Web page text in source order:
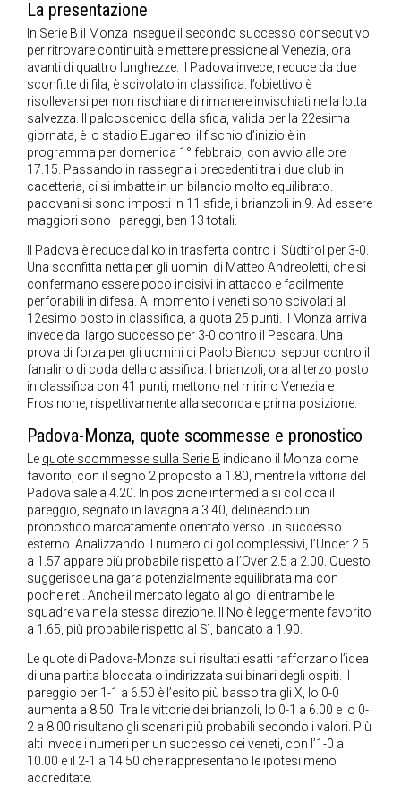
La presentazione
In Serie B il Monza insegue il secondo successo consecutivo
per ritrovare continuità e mettere pressione al Venezia, ora
avanti di quattro lunghezze. Il Padova invece, reduce da due
sconfitte di fila, è scivolato in classifica: l’obiettivo è
risollevarsi per non rischiare di rimanere invischiati nella lotta
salvezza. Il palcoscenico della sfida, valida per la 22esima
giornata, è lo stadio Euganeo: il fischio d’inizio è in
programma per domenica 1° febbraio, con avvio alle ore
17.15. Passando in rassegna i precedenti tra i due club in
cadetteria, ci si imbatte in un bilancio molto equilibrato. I
padovani si sono imposti in 11 sfide, i brianzoli in 9. Ad essere
maggiori sono i pareggi, ben 13 totali.
Il Padova è reduce dal ko in trasferta contro il Südtirol per 3-0.
Una sconfitta netta per gli uomini di Matteo Andreoletti, che si
confermano essere poco incisivi in attacco e facilmente
perforabili in difesa. Al momento i veneti sono scivolati al
12esimo posto in classifica, a quota 25 punti. Il Monza arriva
invece dal largo successo per 3-0 contro il Pescara. Una
prova di forza per gli uomini di Paolo Bianco, seppur contro il
fanalino di coda della classifica. I brianzoli, ora al terzo posto
in classifica con 41 punti, mettono nel mirino Venezia e
Frosinone, rispettivamente alla seconda e prima posizione.
Padova-Monza, quote scommesse e pronostico
Le quote scommesse sulla Serie B indicano il Monza come
favorito, con il segno 2 proposto a 1.80, mentre la vittoria del
Padova sale a 4.20. In posizione intermedia si colloca il
pareggio, segnato in lavagna a 3.40, delineando un
pronostico marcatamente orientato verso un successo
esterno. Analizzando il numero di gol complessivi, l’Under 2.5
a 1.57 appare più probabile rispetto all’Over 2.5 a 2.00. Questo
suggerisce una gara potenzialmente equilibrata ma con
poche reti. Anche il mercato legato al gol di entrambe le
squadre va nella stessa direzione. Il No è leggermente favorito
a 1.65, più probabile rispetto al Sì, bancato a 1.90.
Le quote di Padova-Monza sui risultati esatti rafforzano l’idea
di una partita bloccata o indirizzata sui binari degli ospiti. Il
pareggio per 1-1 a 6.50 è l’esito più basso tra gli X, lo 0-0
aumenta a 8.50. Tra le vittorie dei brianzoli, lo 0-1 a 6.00 e lo 0-
2 a 8.00 risultano gli scenari più probabili secondo i valori. Più
alti invece i numeri per un successo dei veneti, con l’1-0 a
10.00 e il 2-1 a 14.50 che rappresentano le ipotesi meno
accreditate.